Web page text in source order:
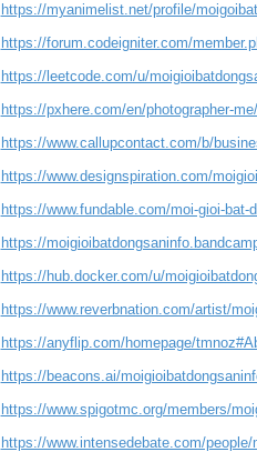
https://myanimelist.net/profile/
https://forum.codeigniter.com/
https://leetcode.com/u/
https://pxhere.com/en/photographer-
https://www.callupcontact.com/b/
https://www.designspiration.com/
https://www.fundable.com/moi-gioi-bat-
https://
https://hub.docker.com/u/
https://www.reverbnation.com/artist/
https://anyflip.com/homepage/
https://beacons.ai/
https://www.spigotmc.org/members/
https://www.intensedebate.com/